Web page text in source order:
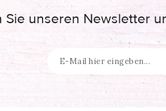
unseren Newsletter